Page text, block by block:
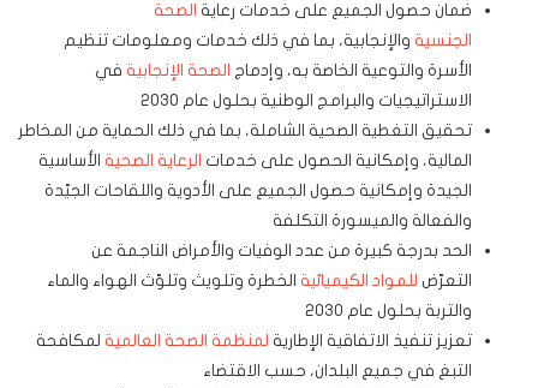
ضمان حصول الجميع على خدمات رعاية الصحة
الجنسية والإنجابية، بما في ذلك خدمات ومعلومات تنظيم
الأسرة والتوعية الخاصة به، وإدماج الصحة الإنجابية في
الاستراتيجيات والبرامج الوطنية بحلول عام 2030
تحقيق التغطية الصحية الشاملة، بما في ذلك الحماية من المخاطر
المالية، وإمكانية الحصول على خدمات الرعاية الصحية الأساسية
الجيدة وإمكانية حصول الجميع على الأدوية واللقاحات الجيّدة
والفعالة والميسورة التكلفة
الحد بدرجة كبيرة من عدد الوفيات والأمراض الناجمة عن
التعرّض للمواد الكيميائية الخطرة وتلويث وتلوّث الهواء والماء
والتربة بحلول عام 2030
تعزيز تنفيذ الاتفاقية الإطارية لمنظمة الصحة العالمية لمكافحة
التبغ في جميع البلدان، حسب الاقتضاء